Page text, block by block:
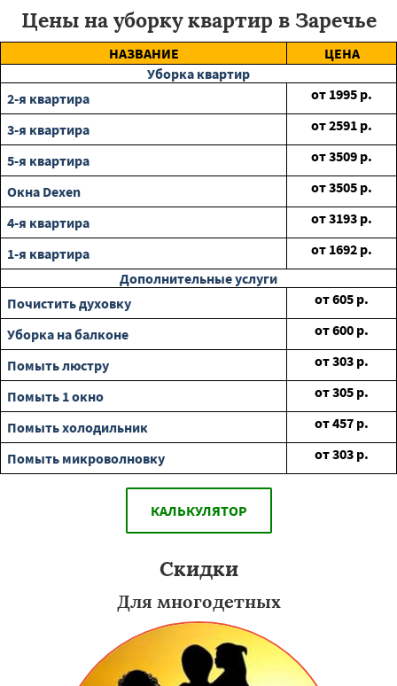
Цены на уборку квартир в Заречье
НАЗВАНИЕ
ЦЕНА
Уборка квартир
2-я квартира
от 1995 р.
3-я квартира
от2591 р.
5-я квартира
от3509 р.
Окна Dexen
от3505 р.
4-я квартира
от3193 р.
1-я квартира
от 1692 р.
Дополнительные услуги
Почистить духовку
от605 р.
Уборка на балконе
от600 р.
Помыть люстру
от303 р.
Помыть 1 окно
от305 р.
Помыть холодильник
от457 р.
Помыть микроволновку
от303 р.
КАЛЬКУЛЯТОР
Скидки
Для многодетных